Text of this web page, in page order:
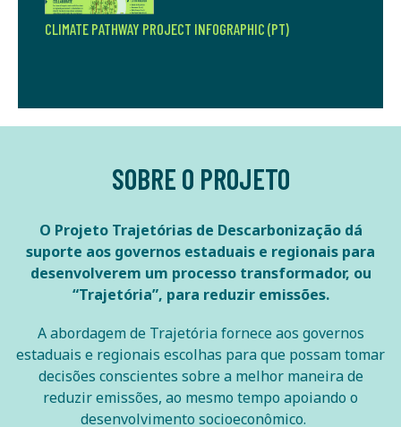
CLIMATE PATHWAY PROJECT INFOGRAPHIC (PT)
SOBRE O PROJETO
O Projeto Trajetórias de Descarbonização dá
suporte aos governos estaduais e regionais para
desenvolverem um processo transformador, ou
“Trajetória”, para reduzir emissões.
A abordagem de Trajetória fornece aos governos
estaduais e regionais escolhas para que possam tomar
decisões conscientes sobre a melhor maneira de
reduzir emissões, ao mesmo tempo apoiando o
desenvolvimento socioeconômico.